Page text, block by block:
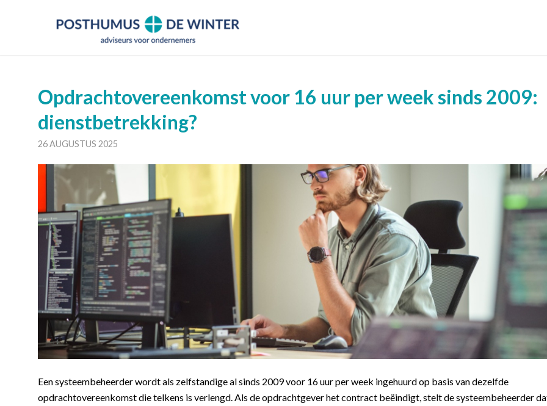
Opdrachtovereenkomst voor 16 uur per week sinds 2009:
dienstbetrekking?
26 AUGUSTUS 2025
Een systeembeheerder wordt als zelfstandige al sinds 2009 voor 16 uur per week ingehuurd op basis van dezelfde
opdrachtovereenkomst die telkens is verlengd. Als de opdrachtgever het contract beëindigt, stelt de systeembeheerder